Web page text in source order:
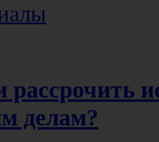
делам?